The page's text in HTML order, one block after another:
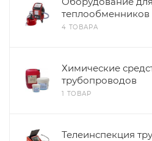
теплообменников
4 ТОВАРА
Химические
трубопроводов
1 ТОВАР
Телеинспекция